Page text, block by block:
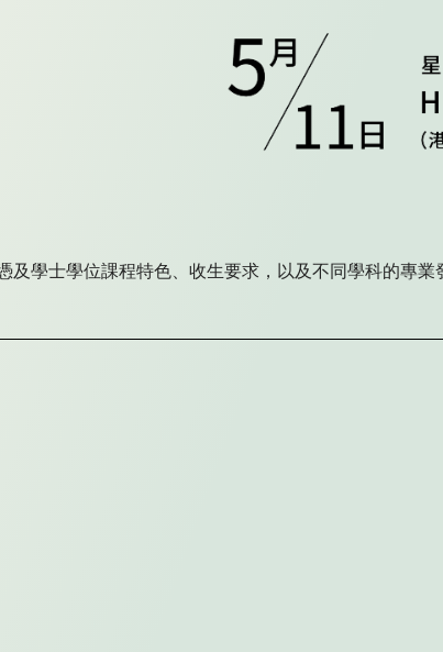
及學士學位課程特色、收生要求，以及不同學科的專業